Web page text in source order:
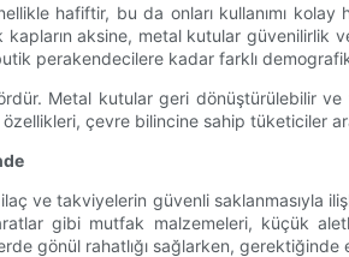
hafiftir, bu da onları kullanımı
kapların aksine, metal kutular
perakendecilere kadar farklı demografik
Metal kutular geri dönüştürülebilir ve
çevre bilincine sahip tüketiciler
ve takviyelerin güvenli saklanmasıyla
gibi mutfak malzemeleri, küçük
gönül rahatlığı sağlarken,